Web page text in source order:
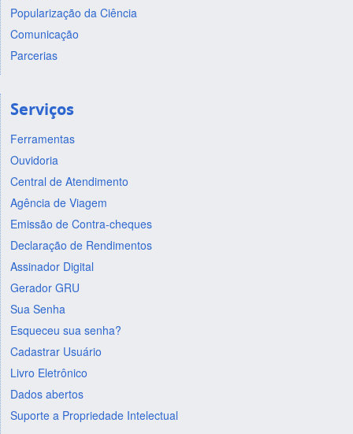
Popularização da Ciência
Comunicação
Parcerias
Serviços
Ferramentas
Ouvidoria
Central de Atendimento
Agência de Viagem
Emissão de Contra-cheques
Declaração de Rendimentos
Assinador Digital
Gerador GRU
Sua Senha
Esqueceu sua senha?
Cadastrar Usuário
Livro Eletrônico
Dados abertos
Suporte a Propriedade Intelectual